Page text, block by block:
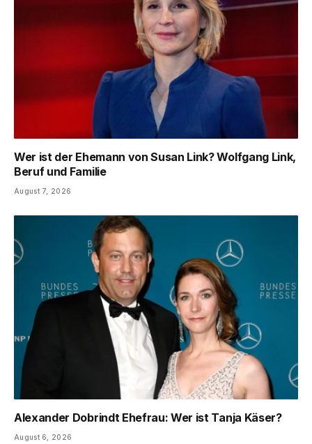
Wer ist der Ehemann von Susan Link? Wolfgang Link,
Beruf und Familie
August 7, 2026
Alexander Dobrindt Ehefrau: Wer ist Tanja Käser?
August 6, 2026